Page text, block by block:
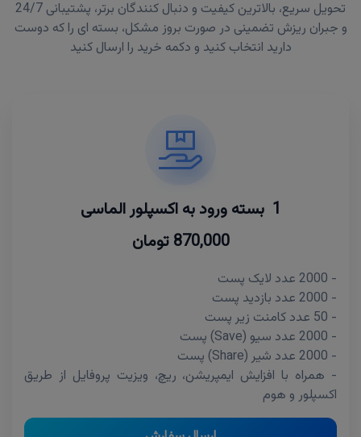
تحویل سریع، بالاترین کیفیت و دنبال کنندگان برتر، پشتیبانی 24/7
و جبران ریزش تضمینی در صورت بروز مشکل، بسته ای را که دوست
دارید انتخاب کنید و دکمه خرید را ارسال کنید
1 بسته ورود به اکسپلور الماسی
870,000 تومان
- 2000 عدد لایک پست
- 2000 عدد بازدید پست
- 50 عدد کامنت زیر پست
- 2000 عدد سیو (Save) پست
- 2000 عدد شیر (Share) پست
- همراه با افزایش ایمپریشن، ریچ، ویزیت پروفایل از طریق
اکسپلور و هوم